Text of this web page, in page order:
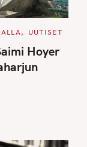
UUTISET
Hoyer